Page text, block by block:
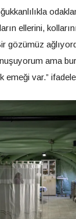
ellerini,
gözümüz
ama
emeği var.”